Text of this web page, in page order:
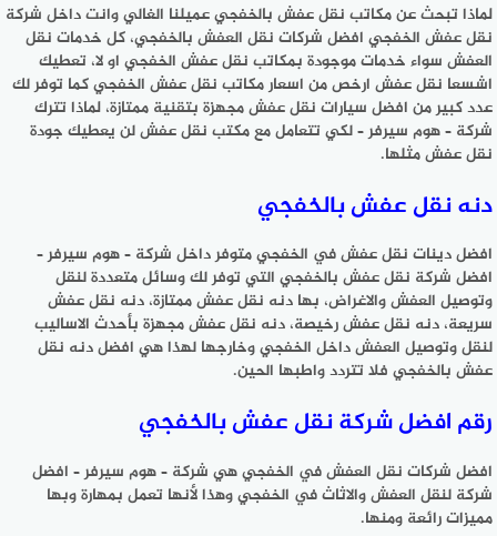
لماذا تبحث عن مكاتب نقل عفش بالخفجي عميلنا الغالي وانت داخل شركة
نقل عفش الخفجي افضل شركات نقل العفش بالخفجي، كل خدمات نقل
العفش سواء خدمات موجودة بمكاتب نقل عفش الخفجي او لا، تعطيك
اشسعا نقل عفش ارخص من اسعار مكاتب نقل عفش الخفجي كما توفر لك
عدد كبير من افضل سيارات نقل عفش مجهزة بتقنية ممتازة، لماذا تترك
شركة – هوم سيرفر – لكي تتعامل مع مكتب نقل عفش لن يعطيك جودة
نقل عفش مثلها.
دنه نقل عفش بالخفجي
افضل دينات نقل عفش في الخفجي متوفر داخل شركة – هوم سيرفر –
افضل شركة نقل عفش بالخفجي التي توفر لك وسائل متعددة لنقل
وتوصيل العفش والاغراض، بها دنه نقل عفش ممتازة، دنه نقل عفش
سريعة، دنه نقل عفش رخيصة، دنه نقل عفش مجهزة بأحدث الاساليب
لنقل وتوصيل العفش داخل الخفجي وخارجها لهذا هي افضل دنه نقل
عفش بالخفجي فلا تتردد واطبها الحين.
رقم افضل شركة نقل عفش بالخفجي
افضل شركات نقل العفش في الخفجي هي شركة – هوم سيرفر – افضل
شركة لنقل العفش والاثاث في الخفجي وهذا لأنها تعمل بمهارة وبها
مميزات رائعة ومنها.